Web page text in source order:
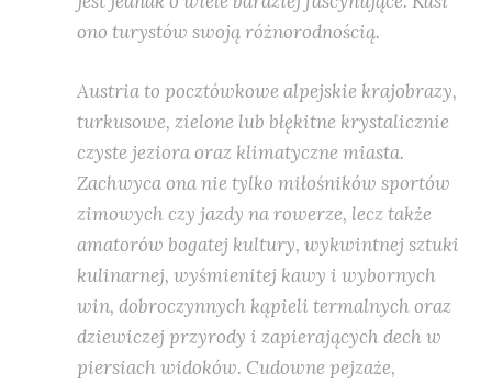
ono turystów swoją różnorodnością.
Austria to pocztówkowe alpejskie krajobrazy,
turkusowe, zielone lub błękitne krystalicznie
czyste jeziora oraz klimatyczne miasta.
Zachwyca ona nie tylko miłośników sportów
zimowych czy jazdy na rowerze, lecz także
amatorów bogatej kultury, wykwintnej sztuki
kulinarnej, wyśmienitej kawy i wybornych
win, dobroczynnych kąpieli termalnych oraz
dziewiczej przyrody i zapierających dech w
piersiach widoków. Cudowne pejzaże,